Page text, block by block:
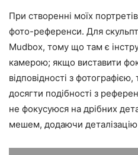
При створенні моїх
фото-референси. Для
Mudbox, тому що там є
камерою; якщо виставити
відповідності з
досягти подібності з
не фокусуюся на дрібних
мешем, додаючи деталізацію